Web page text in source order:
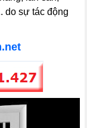
do sự tác động